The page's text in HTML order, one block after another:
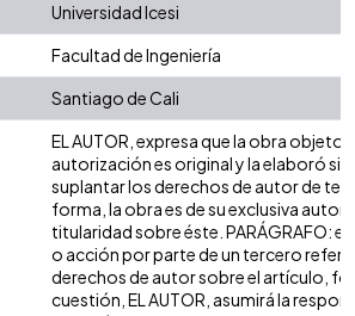
Universidad Icesi
Facultad de Ingeniería
Santiago de Cali
EL AUTOR, expresa que la obra objeto
autorización es original y la elaboró
suplantar los derechos de autor de
forma, la obra es de su exclusiva
titularidad sobre éste. PARÁGRAFO:
o acción por parte de un tercero
derechos de autor sobre el artículo,
cuestión, EL AUTOR, asumirá la